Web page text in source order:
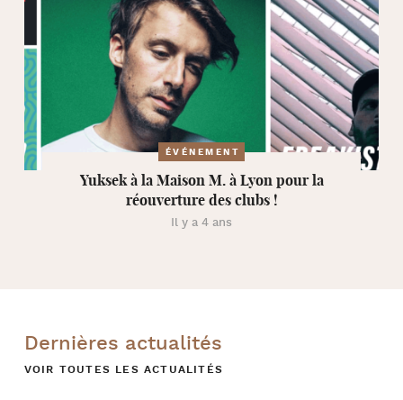
ÉVÉNEMENT
Yuksek à la Maison M. à Lyon pour la
réouverture des clubs !
Il y a 4 ans
Dernières actualités
VOIR TOUTES LES ACTUALITÉS